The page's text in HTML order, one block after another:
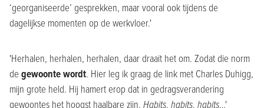
‘georganiseerde’ gesprekken, maar vooral ook tijdens de
dagelijkse momenten op de werkvloer.'
'Herhalen, herhalen, herhalen, daar draait het om. Zodat die norm
de gewoonte wordt. Hier leg ik graag de link met Charles Duhigg,
mijn grote held. Hij hamert erop dat in gedragsverandering
gewoontes het hoogst haalbare zijn. Habits, habits, habits…'